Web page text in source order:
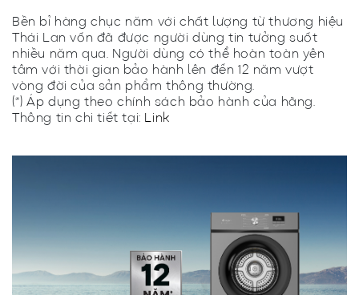
Bền bỉ hàng chục năm với chất lượng từ thương hiệu
Thái Lan vốn đã được người dùng tin tưởng suốt
nhiều năm qua. Người dùng có thể hoàn toàn yên
tâm với thời gian bảo hành lên đến 12 năm vượt
vòng đời của sản phẩm thông thường.
(*) Áp dụng theo chính sách bảo hành của hãng.
Thông tin chi tiết tại: Link